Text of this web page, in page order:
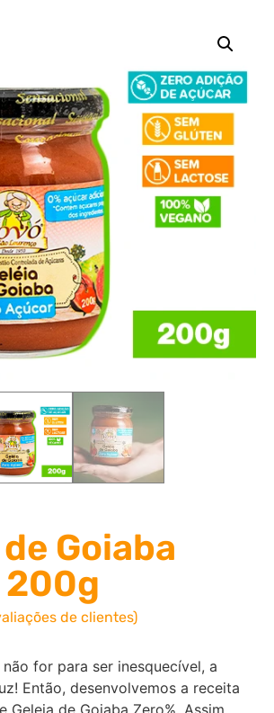
Goiaba
200g
de clientes)
for para ser inesquecível, a
Então, desenvolvemos a receita
Geleia de Goiaba Zero%. Assim,